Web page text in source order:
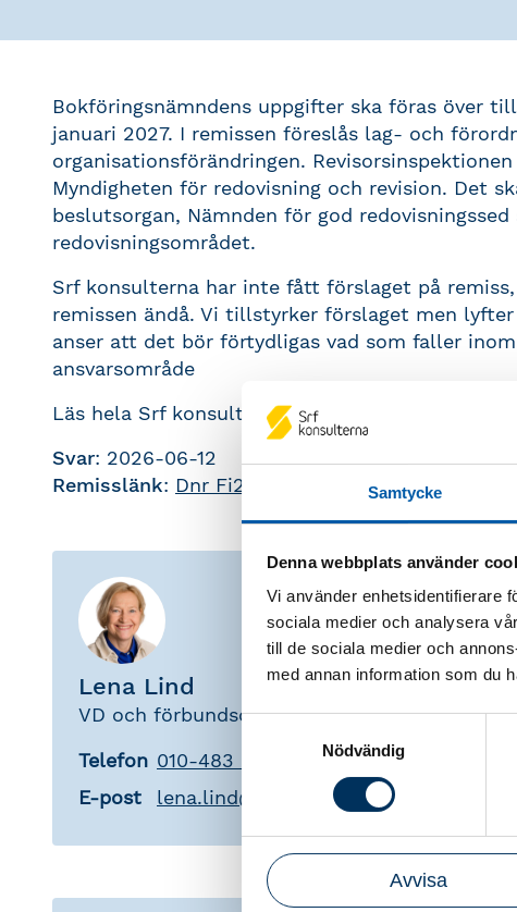
Samtycke
Denna webbplats använder
Vi använder enhetsidentifierare
sociala medier och analysera
till de sociala medier och
med annan information som du
Samtyckesval
Nödvändig
Avvisa
Bokföringsnämndens uppgifter ska föras över
januari 2027. I remissen föreslås lag- och
organisationsförändringen.
Myndigheten för redovisning och revision. Det
beslutsorgan, Nämnden för god
redovisningsområdet.
Srf konsulterna har inte fått förslaget på
remissen ändå. Vi tillstyrker förslaget men
anser att det bör förtydligas vad som faller
ansvarsområde
Läs hela Srf konsulternas remissvar
Svar: 2026-06-12
Remisslänk: Dnr Fi2026/01008
Lena Lind
VD och förbundsdirektör
Telefon 010-483 80 71
E-post
lena.lind@ srfkonsult.se